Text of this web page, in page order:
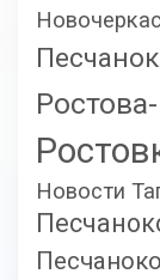
Новости